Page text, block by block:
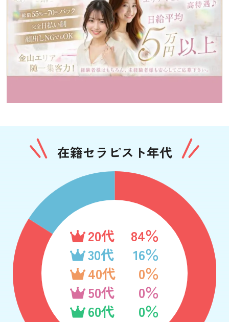
在籍セラピスト年代
20代
84％
30代
16％
40代
0％
50代
0％
60代
0％